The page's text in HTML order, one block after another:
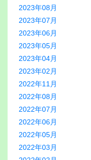
2023年08月
2023年07月
2023年06月
2023年05月
2023年04月
2023年02月
2022年11月
2022年08月
2022年07月
2022年06月
2022年05月
2022年03月